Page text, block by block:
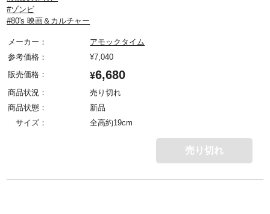
#ゾンビ
#80's 映画＆カルチャー
メーカー：
アモックタイム
参考価格：
¥7,040
販売価格：
¥6,680
商品状況：
売り切れ
商品状態：
新品
サイズ：
全高約19cm
売り切れ